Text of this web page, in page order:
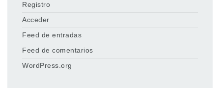
Registro
Acceder
Feed de entradas
Feed de comentarios
WordPress.org